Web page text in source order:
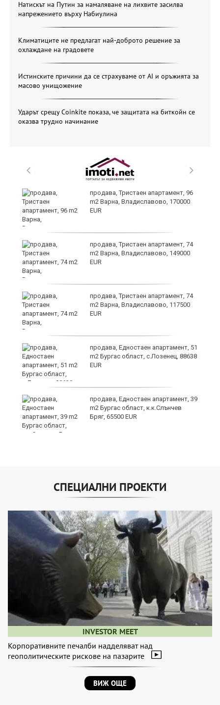
Натискът на Путин за намаляване на лихвите засилва
напрежението върху Набиулина
Климатиците не предлагат най-доброто решение за
охлаждане на градовете
Истинските причини да се страхуваме от AI и оръжията за
масово унищожение
Ударът срещу Coinkite показа, че защитата на биткойн се
оказва трудно начинание
продава, Тристаен апартамент, 96
m2 Варна, Владиславово, 170000
EUR
продава, Тристаен апартамент, 74
m2 Варна, Владиславово, 149000
EUR
продава, Тристаен апартамент, 74
m2 Варна, Владиславово, 117500
EUR
продава, Едностаен апартамент, 51
m2 Бургас област, с.Лозенец, 88638
EUR
продава, Едностаен апартамент, 39
m2 Бургас област, к.к.Слънчев
Бряг, 65500 EUR
СПЕЦИАЛНИ ПРОЕКТИ
INVESTOR MEET
Корпоративните печалби надделяват над
геополитическите рискове на пазарите
ВИЖ ОЩЕ